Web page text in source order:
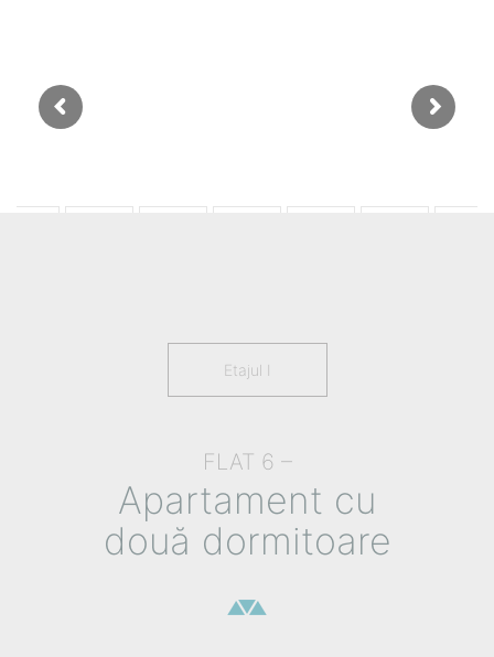
Etajul I
FLAT 6 –
Apartament cu
două dormitoare